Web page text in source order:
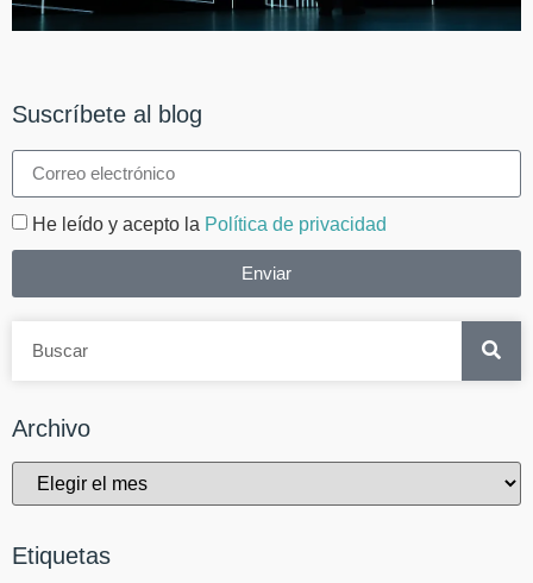
Suscríbete al blog
He leído y acepto la Política de privacidad
Enviar
Archivo
Etiquetas